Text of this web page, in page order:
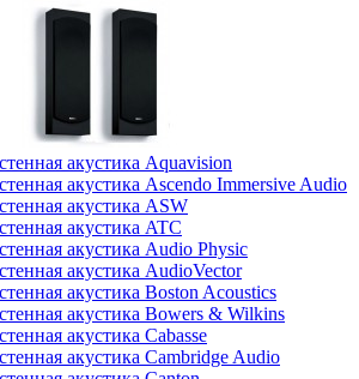
акустика Aquavision
акустика Ascendo Immersive Audio
акустика ASW
акустика ATC
акустика Audio Physic
акустика AudioVector
акустика Boston Acoustics
акустика Bowers & Wilkins
акустика Cabasse
акустика Cambridge Audio